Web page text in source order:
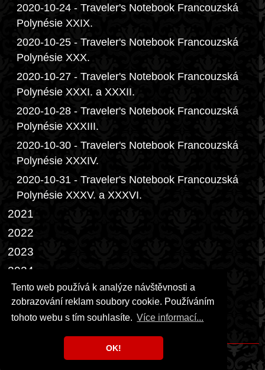
Tento web používá k analýze návštěvnosti a
zobrazování reklam soubory cookie. Používáním
tohoto webu s tím souhlasíte. Více informací...
OK!
2020-10-24 - Traveler's Notebook Francouzská
Polynésie XXIX.
2020-10-25 - Traveler's Notebook Francouzská
Polynésie XXX.
2020-10-27 - Traveler's Notebook Francouzská
Polynésie XXXI. a XXXII.
2020-10-28 - Traveler's Notebook Francouzská
Polynésie XXXIII.
2020-10-30 - Traveler's Notebook Francouzská
Polynésie XXXIV.
2020-10-31 - Traveler's Notebook Francouzská
Polynésie XXXV. a XXXVI.
2021
2022
2023
2024
2025
2026
Copyright © 1999 - 2026 Milka